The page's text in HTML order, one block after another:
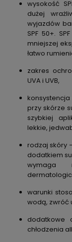
wysokość
dużej
wyjazdów
SPF 50+.
mniejszej
łatwo
zakres
UVA i UVB,
konsystencja
przy skórze
szybkiej
lekkie,
rodzaj skóry
dodatkiem
wymaga
warunki
wodą, zwróć
dodatkowe
chłodzenia